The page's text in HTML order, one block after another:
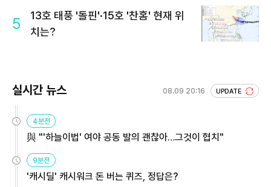
5
13호 태풍 '돌핀'·15호 '찬홈' 현재 위
치는?
실시간 뉴스 08.09 20:16 UPDATE
4분전
與 "'하늘이법' 여야 공동 발의 괜찮아…그것이 협치"
9분전
'캐시딜' 캐시워크 돈 버는 퀴즈, 정답은?